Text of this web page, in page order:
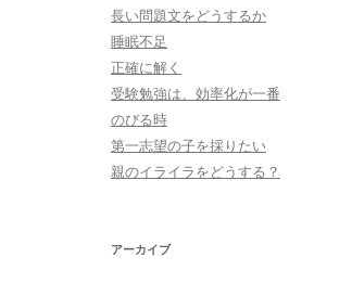
長い問題文をどうするか
睡眠不足
正確に解く
受験勉強は、効率化が一番
のびる時
第一志望の子を採りたい
親のイライラをどうする？
アーカイブ